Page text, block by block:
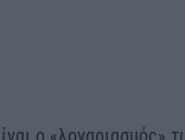
ο «λογαριασμός»